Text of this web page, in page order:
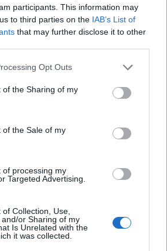
participants. This information may
to third parties on the IAB’s List of
that may further disclose it to other
Opt Outs
of the Sharing of my
of the Sale of my
of processing my
Targeted Advertising.
Collection, Use,
or Sharing of my
Is Unrelated with the
it was collected.
ποσότητα» αδήλωτων
χημικών όπλων
05/06/2026 - 12:04